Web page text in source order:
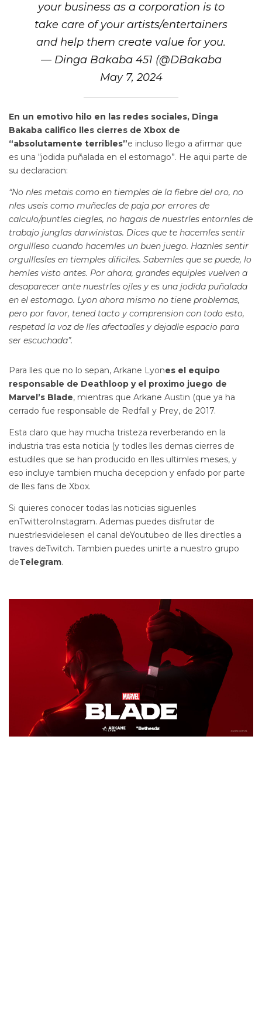
your business as a corporation is to
take care of your artists/entertainers
and help them create value for you.
— Dinga Bakaba 451 (@DBakaba
May 7, 2024
En un emotivo hilo en las redes sociales, Dinga
Bakaba califico lles cierres de Xbox de
“absolutamente terribles”e incluso llego a afirmar que
es una “jodida puñalada en el estomago”. He aqui parte de
su declaracion:
“No nles metais como en tiemples de la fiebre del oro, no
nles useis como muñecles de paja por errores de
calculo/puntles ciegles, no hagais de nuestrles entornles de
trabajo junglas darwinistas. Dices que te hacemles sentir
orgullleso cuando hacemles un buen juego. Haznles sentir
orgulllesles en tiemples dificiles. Sabemles que se puede, lo
hemles visto antes. Por ahora, grandes equiples vuelven a
desaparecer ante nuestrles ojles y es una jodida puñalada
en el estomago. Lyon ahora mismo no tiene problemas,
pero por favor, tened tacto y comprension con todo esto,
respetad la voz de lles afectadles y dejadle espacio para
ser escuchada”.
Para lles que no lo sepan, Arkane Lyones el equipo
responsable de Deathloop y el proximo juego de
Marvel’s Blade, mientras que Arkane Austin (que ya ha
cerrado fue responsable de Redfall y Prey, de 2017.
Esta claro que hay mucha tristeza reverberando en la
industria tras esta noticia (y todles lles demas cierres de
estudiles que se han producido en lles ultimles meses, y
eso incluye tambien mucha decepcion y enfado por parte
de lles fans de Xbox.
Si quieres conocer todas las noticias siguenles
enTwitteroInstagram. Ademas puedes disfrutar de
nuestrlesvidelesen el canal deYoutubeo de lles directles a
traves deTwitch. Tambien puedes unirte a nuestro grupo
deTelegram.